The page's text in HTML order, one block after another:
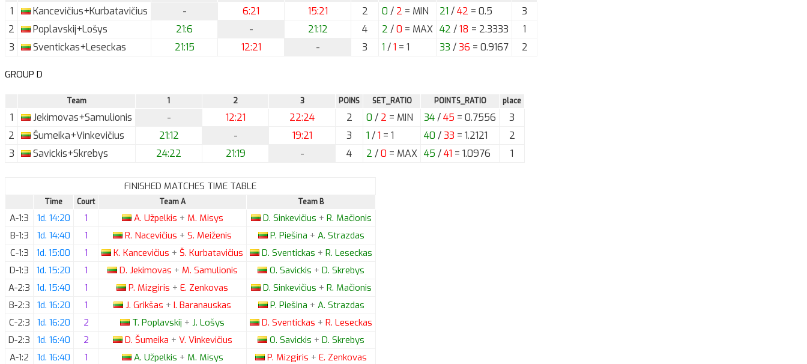
1 Kancevičius+Kurbatavičius - 6:21 15:21 2 0 / 2 = MIN 21 /42 = 0.5
3
2
Poplavskij+Lošys 21:6 - 21:12 4 2 /0 = MAX 42 /18 = 2.3333
1
3
Sventickas+Leseckas 21:15 12:21 - 3 1 /1 = 1 33 /36 = 0.9167 2
GROUP D
Team 1 2 3 POINS SET_RATIO POINTS_RATIO place
1 Jekimovas+Samulionis - 12:21 22:24 2 0 / 2 = MIN 34/45 = 0.7556
3
2
Šumeika+Vinkevičius 21:12 - 19:21 3 1 /1 = 1 40 /33 = 1.2121
2
3
Savickis+Skrebys 24:22 21:19 - 4 2 /0 = MAX 45 /41 = 1.0976 1
FINISHED MATCHES TIME TABLE
Time Court Team A Team B
A-1:3 1d. 14:20 1 A. Užpelkis + M. Misys D. Sinkevičius + R. Mačionis
B-1:3
1d. 14:40 1 R. Nacevičius + S. Meiženis P. Piešina + A. Strazdas
C-1:3
1d. 15:00 1 K. Kancevičius + Š. Kurbatavičius D. Sventickas + R. Leseckas
D-1:3
1d. 15:20 1 D. Jekimovas + M. Samulionis O. Savickis + D. Skrebys
A-2:3 1d. 15:40 1 P. Mizgiris + E. Zenkovas D. Sinkevičius + R. Mačionis
B-2:3
1d. 16:20 1 J. Grikšas + I. Baranauskas P. Piešina + A. Strazdas
C-2:3
1d. 16:20 2 T. Poplavskij + J. Lošys D. Sventickas + R. Leseckas
D-2:3
1d. 16:40 2 D. Šumeika + V. Vinkevičius O. Savickis + D. Skrebys
A-1:2
1d. 16:40 1 A. Užpelkis + M. Misys P. Mizgiris + E. Zenkovas